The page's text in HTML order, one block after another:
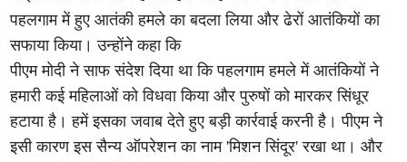
पहलगाम में हुए आतंकी हमले का बदला लिया और ढेरों आतंकियों का
सफाया किया। उन्होंने कहा कि
पीएम मोदी ने साफ संदेश दिया था कि पहलगाम हमले में आतंकियों ने
हमारी कई महिलाओं को विधवा किया और पुरुषों को मारकर सिंधूर
हटाया है। हमें इसका जवाब देते हुए बड़ी कार्रवाई करनी है। पीएम ने
इसी कारण इस सैन्य ऑपरेशन का नाम 'मिशन सिंदूर' रखा था। और